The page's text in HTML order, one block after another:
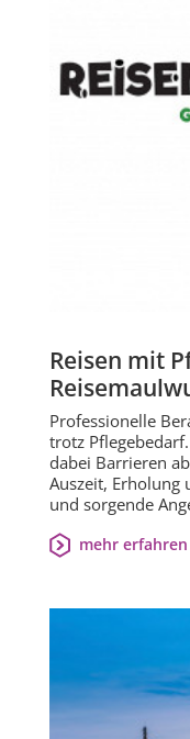
Reisen mit
Professionelle
trotz
dabei Barrieren
Auszeit, Erholung
und sorgende
mehr erfahren